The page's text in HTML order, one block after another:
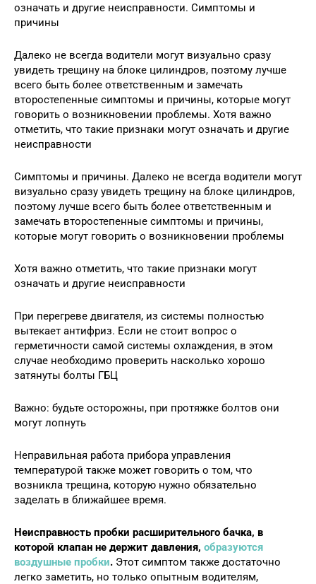
означать и другие неисправности. Симптомы и
причины
Далеко не всегда водители могут визуально сразу
увидеть трещину на блоке цилиндров, поэтому лучше
всего быть более ответственным и замечать
второстепенные симптомы и причины, которые могут
говорить о возникновении проблемы. Хотя важно
отметить, что такие признаки могут означать и другие
неисправности
Симптомы и причины. Далеко не всегда водители могут
визуально сразу увидеть трещину на блоке цилиндров,
поэтому лучше всего быть более ответственным и
замечать второстепенные симптомы и причины,
которые могут говорить о возникновении проблемы
Хотя важно отметить, что такие признаки могут
означать и другие неисправности
При перегреве двигателя, из системы полностью
вытекает антифриз. Если не стоит вопрос о
герметичности самой системы охлаждения, в этом
случае необходимо проверить насколько хорошо
затянуты болты ГБЦ
Важно: будьте осторожны, при протяжке болтов они
могут лопнуть
Неправильная работа прибора управления
температурой также может говорить о том, что
возникла трещина, которую нужно обязательно
заделать в ближайшее время.
Неисправность пробки расширительного бачка, в
которой клапан не держит давления, образуются
воздушные пробки. Этот симптом также достаточно
легко заметить, но только опытным водителям,